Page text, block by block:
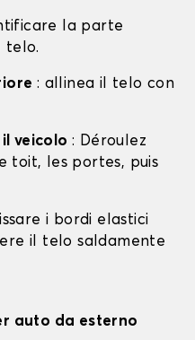
la parte
telo.
: allinea il telo con
veicolo : Déroulez
toit, les portes, puis
i bordi elastici
il telo saldamente
auto da esterno